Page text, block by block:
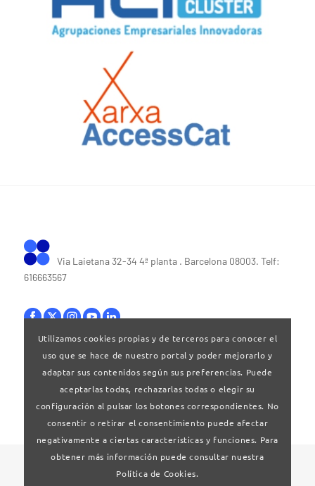
Via Laietana 32-34 4ª planta . Barcelona 08003. Telf:
616663567
Bases legales|Política de privacitat
© 2024 Clúster Audiovisual de Catalunya
Utilizamos cookies propias y de terceros para conocer el
uso que se hace de nuestro portal y poder mejorarlo y
adaptar sus contenidos según sus preferencias. Puede
aceptarlas todas, rechazarlas todas o elegir su
configuración al pulsar los botones correspondientes. No
consentir o retirar el consentimiento puede afectar
negativamente a ciertas características y funciones. Para
obtener más información puede consultar nuestra
Política de Cookies.